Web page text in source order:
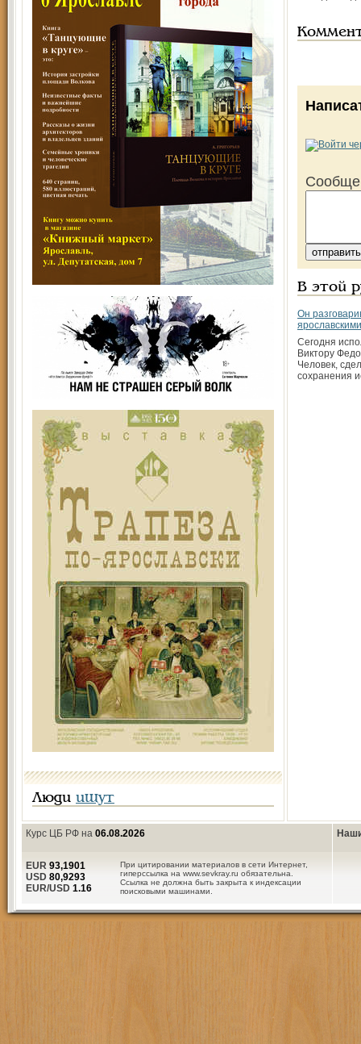
Люди ищут
В этой
Он
Сегодня
Виктору
Человек,
сохранения
Курс ЦБ РФ на 06.08.2026
При цитировании материалов в сети Интернет,
гиперссылка на www.sevkray.ru обязательна.
Ссылка не должна быть закрыта к индексации
поисковыми машинами.
EUR 93,1901
USD 80,9293
EUR/USD 1.16